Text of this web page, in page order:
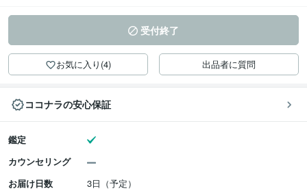
受付終了
お気に入り(4) 出品者に質問
ココナラの安心保証
鑑定
カウンセリング
お届け日数
3日（予定）